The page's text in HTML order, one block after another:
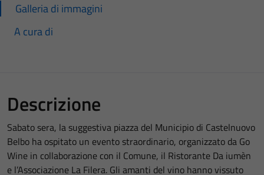
Galleria di immagini
A cura di
Descrizione
Sabato sera, la suggestiva piazza del Municipio di Castelnuovo
Belbo ha ospitato un evento straordinario, organizzato da Go
Wine in collaborazione con il Comune, il Ristorante Da iumèn
e l’Associazione La Filera. Gli amanti del vino hanno vissuto